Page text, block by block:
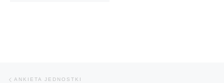
ANKIETA JEDNOSTKI